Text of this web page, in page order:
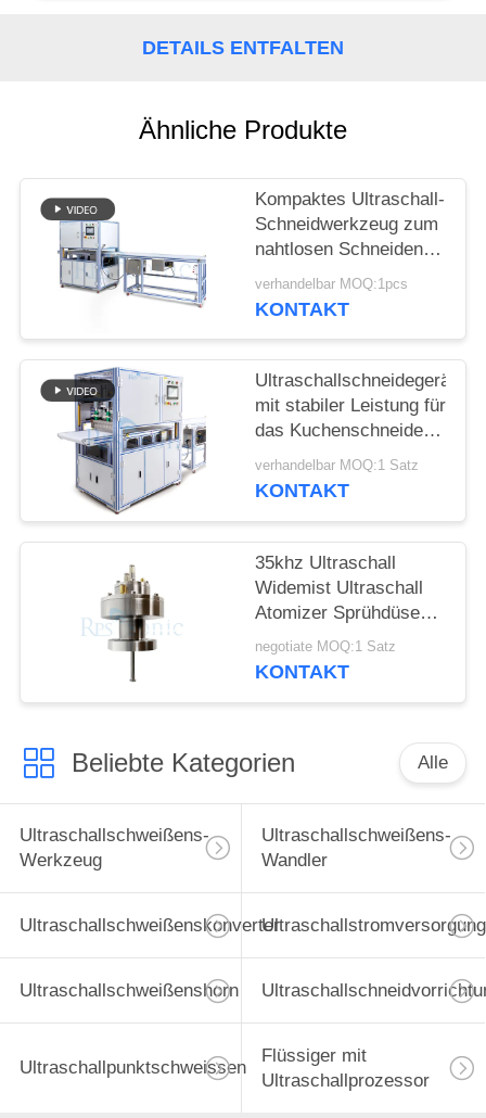
DETAILS ENTFALTEN
Ähnliche Produkte
Kompaktes Ultraschall-
Schneidwerkzeug zum
nahtlosen Schneiden
von synthetischen
Stoffen, nicht gewebten
verhandelbar MOQ:1pcs
KONTAKT
Ultraschallschneidegerät
mit stabiler Leistung für
das Kuchenschneiden
mit breiter Klinge und
einfacher Bedienung
verhandelbar MOQ:1 Satz
KONTAKT
35khz Ultraschall
Widemist Ultraschall
Atomizer Sprühdüse
für Brennstoffzellen
Herstellung
negotiate MOQ:1 Satz
KONTAKT
Beliebte Kategorien Alle
Ultraschallschweißens-
Werkzeug
Ultraschallschweißens-
Wandler
UltraschallschweißenskonverterUltraschallstromversorgung
Ultraschallschweißenshorn
Ultraschallpunktschweissen
Flüssiger mit
Ultraschallprozessor